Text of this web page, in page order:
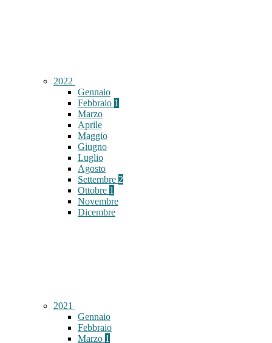
2022
Gennaio
Febbraio 1
Marzo
Aprile
Maggio
Giugno
Luglio
Agosto
Settembre 2
Ottobre 1
Novembre
Dicembre
2021
Gennaio
Febbraio
Marzo 1